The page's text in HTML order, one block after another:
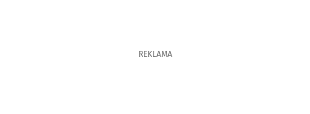
REKLAMA